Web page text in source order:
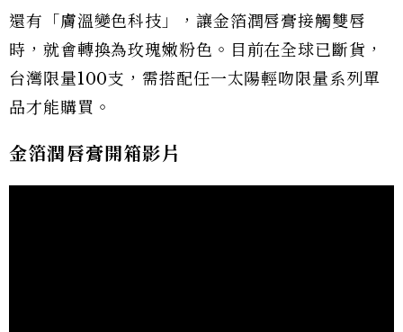
還有「膚溫變色科技」，讓金箔潤唇膏接觸雙唇
時，就會轉換為玫瑰嫩粉色。目前在全球已斷貨，
台灣限量100支，需搭配任一太陽輕吻限量系列單
品才能購買。
金箔潤唇膏開箱影片